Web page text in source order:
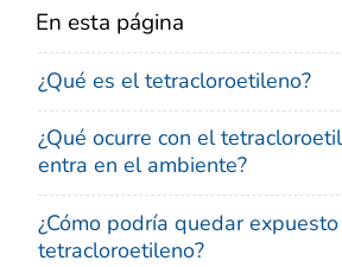
En esta página
¿Qué es el tetracloroetileno?
¿Qué ocurre con el
entra en el ambiente?
¿Cómo podría quedar
tetracloroetileno?